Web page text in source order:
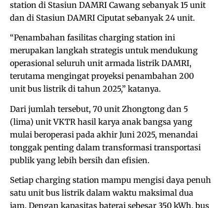
station di Stasiun DAMRI Cawang sebanyak 15 unit
dan di Stasiun DAMRI Ciputat sebanyak 24 unit.
“Penambahan fasilitas charging station ini
merupakan langkah strategis untuk mendukung
operasional seluruh unit armada listrik DAMRI,
terutama mengingat proyeksi penambahan 200
unit bus listrik di tahun 2025,” katanya.
Dari jumlah tersebut, 70 unit Zhongtong dan 5
(lima) unit VKTR hasil karya anak bangsa yang
mulai beroperasi pada akhir Juni 2025, menandai
tonggak penting dalam transformasi transportasi
publik yang lebih bersih dan efisien.
Setiap charging station mampu mengisi daya penuh
satu unit bus listrik dalam waktu maksimal dua
jam. Dengan kapasitas baterai sebesar 350 kWh, bus